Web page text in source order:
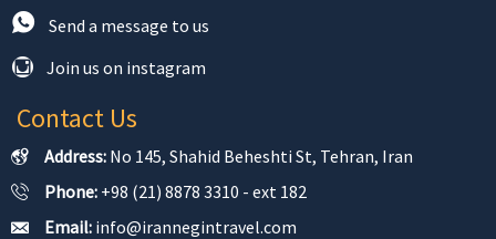
Send a message to us
Join us on instagram
Contact Us
Address: No 145, Shahid Beheshti St, Tehran, Iran
Phone: +98 (21) 8878 3310 - ext 182
Email: info@irannegintravel.com